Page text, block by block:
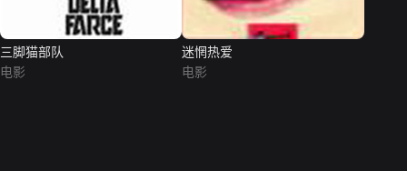
三脚猫部队
电影
迷惘热爱
电影